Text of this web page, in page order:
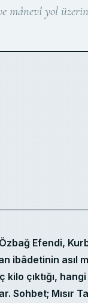
yol
Efendi,
ibâdetinin asıl
çıktığı,
Sohbet; Mısır